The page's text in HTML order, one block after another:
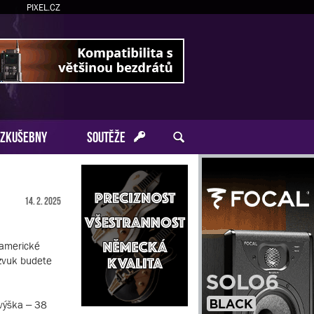
PIXEL.CZ
ZKUŠEBNY SOUTĚŽE
14. 2. 2025
budete
– 38